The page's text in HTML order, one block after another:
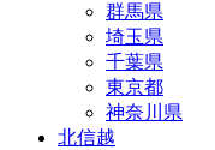
群馬県
埼玉県
千葉県
東京都
神奈川県
北信越